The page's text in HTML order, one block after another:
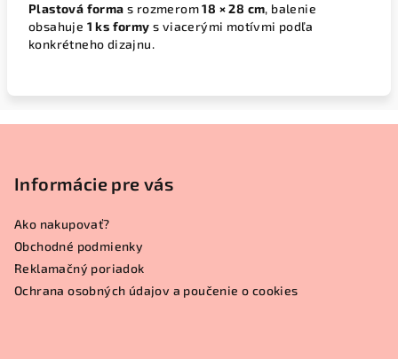
Plastová forma s rozmerom18 × 28 cm, balenie
obsahuje 1 ks formy s viacerými motívmi podľa
konkrétneho dizajnu.
Informácie pre vás
Ako nakupovať?
Obchodné podmienky
Reklamačný poriadok
Ochrana osobných údajov a poučenie o cookies